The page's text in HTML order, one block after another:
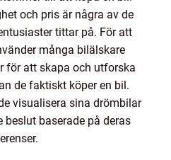
och pris är några av de
tittar på. För att
många bilälskare
för att skapa och utforska
de faktiskt köper en bil.
visualisera sina drömbilar
baserade på deras